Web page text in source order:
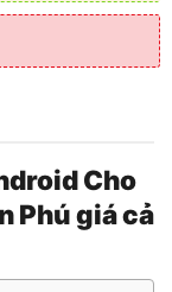
Cho
Phú giá cả